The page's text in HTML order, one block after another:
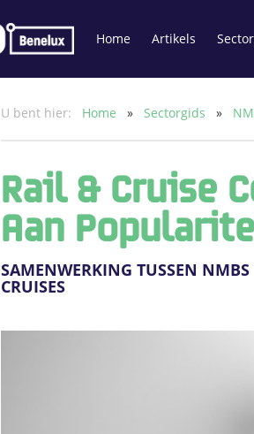
Home Artikels
U bent hier: Home » Sectorgids »
Rail & Cruise
Aan
SAMENWERKING TUSSEN
CRUISES